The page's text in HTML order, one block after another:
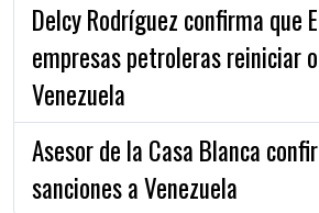
Delcy Rodríguez confirma que
empresas petroleras reiniciar
Venezuela
Asesor de la Casa Blanca
sanciones a Venezuela